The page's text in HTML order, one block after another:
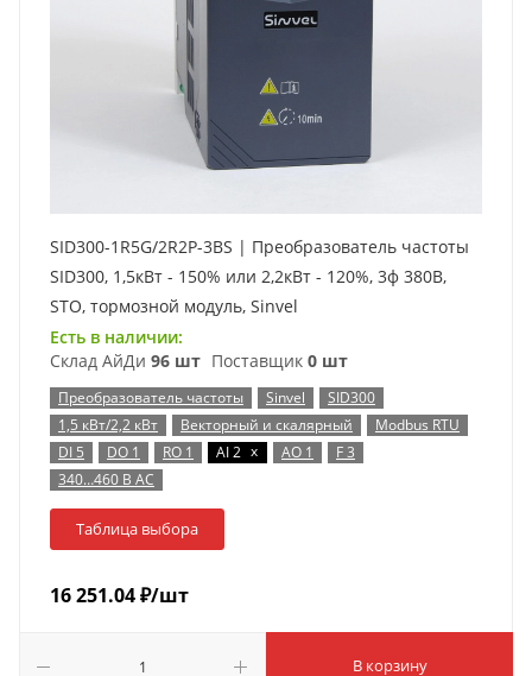
SID300-1R5G/2R2P-3BS | Преобразователь частоты
SID300, 1,5кВт - 150% или 2,2кВт - 120%, 3ф 380В,
STO, тормозной модуль, Sinvel
Есть в наличии:
Склад АйДи 96 шт Поставщик 0 шт
Преобразователь частоты Sinvel
SID300
1,5 кВт/2,2 кВт
Векторный и скалярный
Modbus RTU
DI 5
DO 1 RO 1 AI 2 x AO 1
F 3
340…460 В AC
Таблица выбора
16 251.04₽/шт
В корзину